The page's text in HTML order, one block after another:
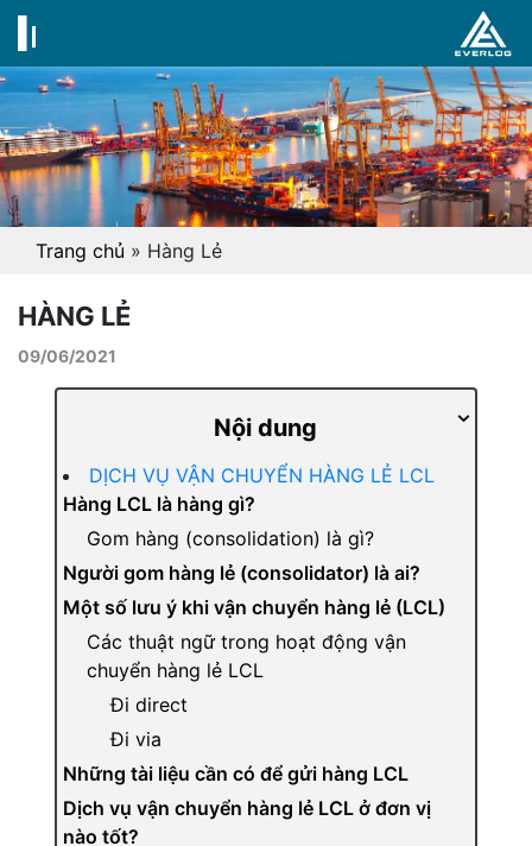
Trang chủ » Hàng Lẻ
HÀNG LẺ
09/06/2021
Nội dung
DỊCH VỤ VẬN CHUYỂN HÀNG LẺ LCL
Hàng LCL là hàng gì?
Gom hàng (consolidation) là gì?
Người gom hàng lẻ (consolidator) là ai?
Một số lưu ý khi vận chuyển hàng lẻ (LCL)
Các thuật ngữ trong hoạt động vận
chuyển hàng lẻ LCL
Đi direct
Đi via
Những tài liệu cần có để gửi hàng LCL
Dịch vụ vận chuyển hàng lẻ LCL ở đơn vị
nào tốt?